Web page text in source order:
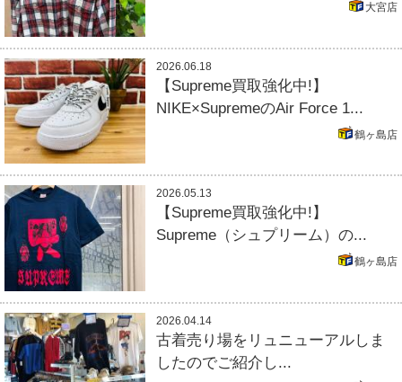
大宮店
2026.06.18
【Supreme買取強化中!】
NIKE×SupremeのAir Force 1...
鶴ヶ島店
2026.05.13
【Supreme買取強化中!】
Supreme（シュプリーム）の...
鶴ヶ島店
2026.04.14
古着売り場をリュニューアルしま
したのでご紹介し...